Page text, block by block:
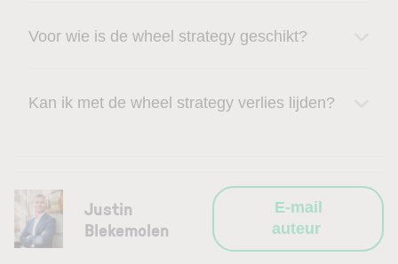
Voor wie is de wheel strategy geschikt?
Kan ik met de wheel strategy verlies lijden?
Justin
Blekemolen
E-mail
auteur